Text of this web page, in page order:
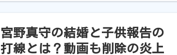
宮野真守の結婚と子供報告の
打線とは？動画も削除の炎上